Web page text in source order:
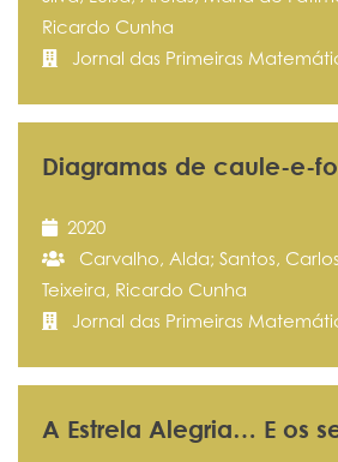
Ricardo Cunha
Jornal das Primeiras
Diagramas de caule-e-
2020
Carvalho, Alda; Santos,
Teixeira, Ricardo Cunha
Jornal das Primeiras
A Estrela Alegria… E os